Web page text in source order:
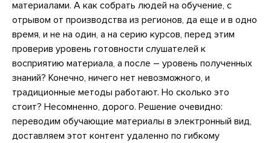
материалами. А как собрать людей на обучение, с
отрывом от производства из регионов, да еще и в одно
время, и не на один, а на серию курсов, перед этим
проверив уровень готовности слушателей к
восприятию материала, а после – уровень полученных
знаний? Конечно, ничего нет невозможного, и
традиционные методы работают. Но сколько это
стоит? Несомненно, дорого. Решение очевидно:
переводим обучающие материалы в электронный вид,
доставляем этот контент удаленно по гибкому